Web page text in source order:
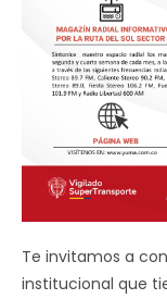
Te invitamos a
institucional que